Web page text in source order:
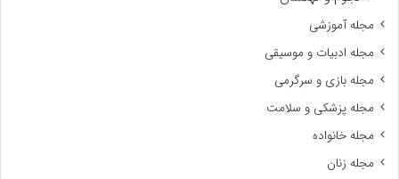
مجله آموزشی
مجله ادبیات و موسیقی
مجله بازی و سرگرمی
مجله پزشکی و سلامت
مجله خانواده
مجله زنان